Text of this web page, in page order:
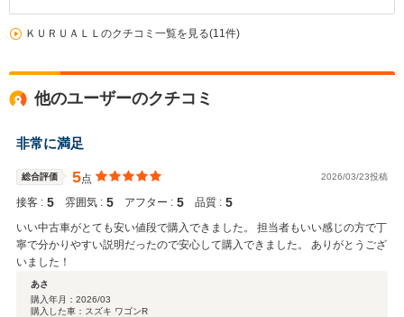
ＫＵＲＵＡＬＬのクチコミ一覧を見る(11件)
他のユーザーのクチコミ
非常に満足
総合評価 5点 2026/03/23投稿
接客 : 5 雰囲気 : 5 アフター : 5 品質 : 5
いい中古車がとても安い値段で購入できました。 担当者もいい感じの方で丁
寧で分かりやすい説明だったので安心して購入できました。 ありがとうござ
いました！
あさ
購入年月： 2026/03
購入した車：スズキ ワゴンR